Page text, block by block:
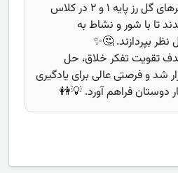
در این جلسه ویژه، دخترهای گل رز پایه ۱ و ۲ در کلاس
تا با شور و نشاط به
نظر بپردازند. 🤔✨
تقویت تفکر خلاق، حل
شد و فرصتی عالی برای یادگیری
دوستان فراهم آورد. 💡👭